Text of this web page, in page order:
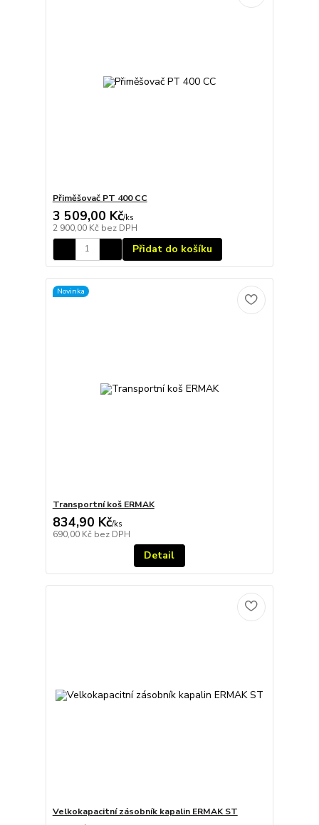
Přiměšovač PT 400 CC
3 509,00 Kč/ks
2 900,00 Kč bez DPH
Přidat do košíku
Novinka
Transportní koš ERMAK
834,90 Kč/ks
690,00 Kč bez DPH
Detail
Velkokapacitní zásobník kapalin ERMAK ST